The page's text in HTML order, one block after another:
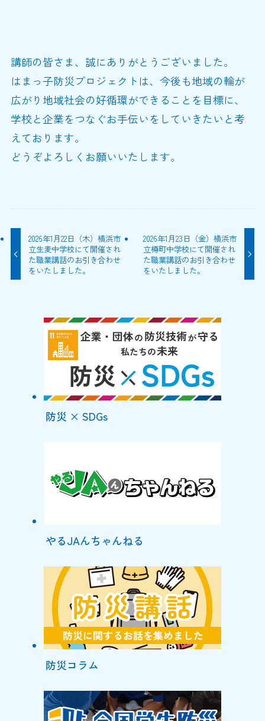
講師の皆さま、誠にありがとうございました。
はまっ子防災プロジェクトは、今後も地域の輪が
広がり地域社会の好循環ができることを目標に、
学校と企業をつなぐお手伝いをしていきたいと考
えております。
どうぞよろしくお願いいたします。
2026年1月22日（木）横浜市
立生麦中学校にて開催され
た職業講話のお引き合わせ
をいたしました。
2026年1月23日（金）横浜市
立樽町中学校にて開催され
た職業講話のお引き合わせ
をいたしました。
防災 × SDGs
やるJAんちゃんねる
防災コラム